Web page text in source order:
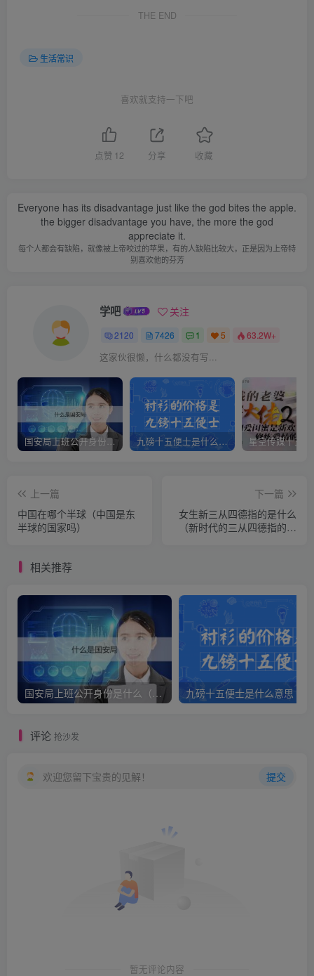
THE END
生活常识
喜欢就支持一下吧
点赞 12 分享 收藏
Everyone has its disadvantage just like the god bites the apple.
the bigger disadvantage you have, the more the god
appreciate it.
每个人都会有缺陷，就像被上帝咬过的苹果，有的人缺陷比较大，正是因为上帝特
别喜欢他的芬芳
学吧 关注
2120 7426 1 5 63.2W+
这家伙很懒，什么都没有写...
国安局上班公开身份是什么（国安身份对家人保密吗） 九磅十五便士是什么意思（九磅十五便士是什么梗）
上一篇
中国在哪个半球（中国是东
半球的国家吗）
下一篇
女生新三从四德指的是什么
（新时代的三从四德指的是
相关推荐
国安局上班公开身份是什么（国安身份对家人保密吗）
评论 抢沙发
欢迎您留下宝贵的见解！ 提交
暂无评论内容